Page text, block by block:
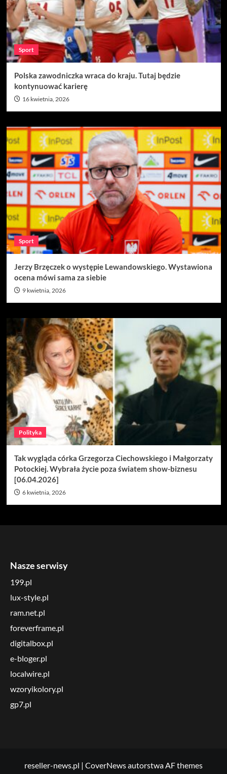
Sport
Polska zawodniczka wraca do kraju. Tutaj będzie
kontynuować karierę
16 kwietnia, 2026
Sport
Jerzy Brzęczek o występie Lewandowskiego. Wystawiona
ocena mówi sama za siebie
9 kwietnia, 2026
Polityka
Tak wygląda córka Grzegorza Ciechowskiego i Małgorzaty
Potockiej. Wybrała życie poza światem show-biznesu
[06.04.2026]
6 kwietnia, 2026
Nasze serwisy
199.pl
lux-style.pl
ram.net.pl
foreverframe.pl
digitalbox.pl
e-bloger.pl
localwire.pl
wzoryikolory.pl
gp7.pl
reseller-news.pl | CoverNewsautorstwa AF themes